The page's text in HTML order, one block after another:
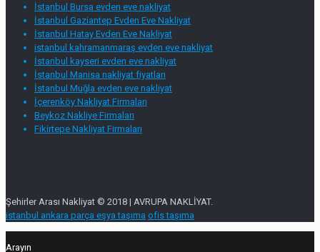
İstanbul Bursa evden eve nakliyat
İstanbul Gaziantep Evden Eve Nakliyat
İstanbul Hatay Evden Eve Nakliyat
istanbul kahramanmaraş evden eve nakliyat
İstanbul kayseri evden eve nakliyat
İstanbul Manisa nakliyat fiyatları
İstanbul Muğla evden eve nakliyat
İçerenköy Nakliyat Firmaları
Beykoz Nakliye Firmaları
Fikirtepe Nakliyat Firmaları
Şehirler Arası Nakliyat © 2018 | AVRUPA NAKLİYAT.
istanbul ankara parça eşya taşıma ofis taşıma
Arayın